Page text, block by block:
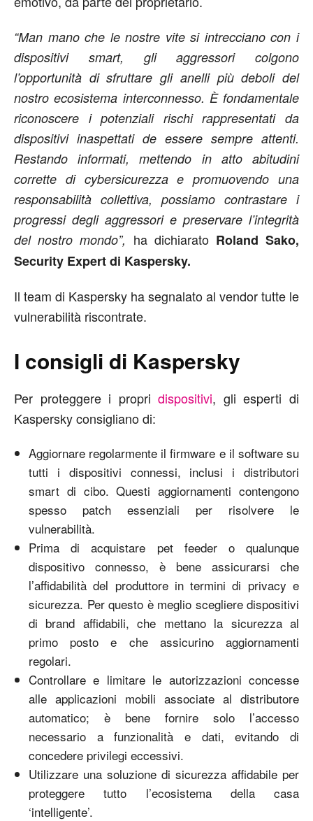
“Man mano che le nostre vite si intrecciano con i
dispositivi smart, gli aggressori colgono
l’opportunità di sfruttare gli anelli più deboli del
nostro ecosistema interconnesso. È fondamentale
riconoscere i potenziali rischi rappresentati da
dispositivi inaspettati de essere sempre attenti.
Restando informati, mettendo in atto abitudini
corrette di cybersicurezza e promuovendo una
responsabilità collettiva, possiamo contrastare i
progressi degli aggressori e preservare l’integrità
del nostro mondo”, ha dichiaratoRoland Sako,
Security Expert di Kaspersky.
Il team di Kaspersky ha segnalato al vendor tutte le
vulnerabilità riscontrate.
I consigli di Kaspersky
Per proteggere i propridispositivi, gli esperti di
Kaspersky consigliano di:
Aggiornare regolarmente il firmware e il software su
tutti i dispositivi connessi, inclusi i distributori
smart di cibo. Questi aggiornamenti contengono
spesso patch essenziali per risolvere le
vulnerabilità.
Prima di acquistare pet feeder o qualunque
dispositivo connesso, è bene assicurarsi che
l’affidabilità del produttore in termini di privacy e
sicurezza. Per questo è meglio scegliere dispositivi
di brand affidabili, che mettano la sicurezza al
primo posto e che assicurino aggiornamenti
regolari.
Controllare e limitare le autorizzazioni concesse
alle applicazioni mobili associate al distributore
automatico; è bene fornire solo l’accesso
necessario a funzionalità e dati, evitando di
concedere privilegi eccessivi.
Utilizzare una soluzione di sicurezza affidabile per
proteggere tutto l’ecosistema della casa
‘intelligente’.